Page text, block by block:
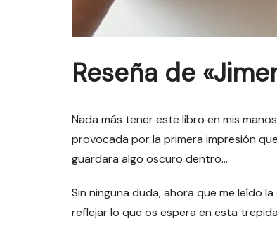
Reseña de
Nada más tener este libro en mis
provocada por la primera impresión
guardara algo oscuro dentro…
Sin ninguna duda, ahora que me leído
reflejar lo que os espera en esta